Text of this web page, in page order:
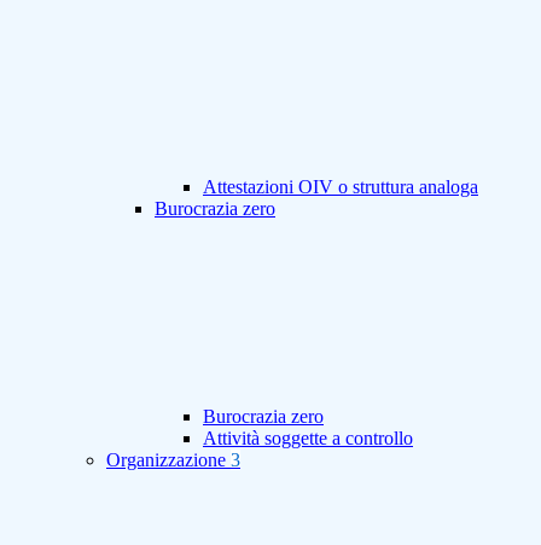
Attestazioni OIV o struttura analoga
Burocrazia zero
Burocrazia zero
Attività soggette a controllo
Organizzazione 3